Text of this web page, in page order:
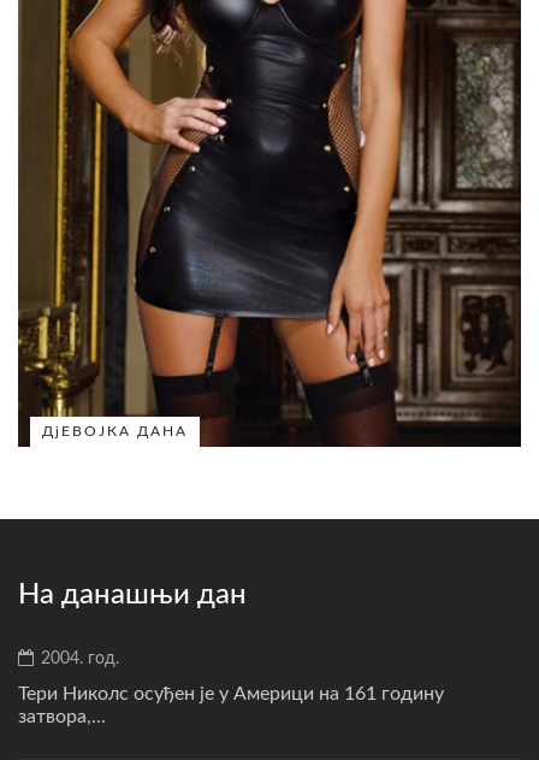
ДјЕВОЈКА ДАНА
На данашњи дан
2004. год.
Тери Николс осуђен је у Америци на 161 годину
затвора,...